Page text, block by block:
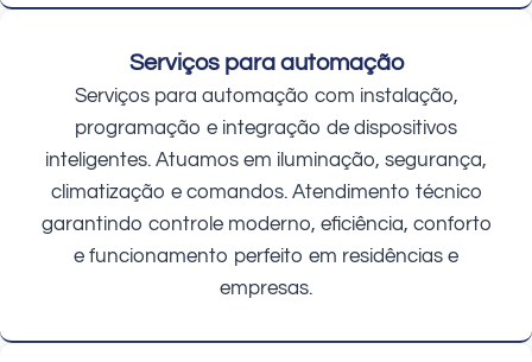
Serviços para automação
Serviços para automação com instalação,
programação e integração de dispositivos
inteligentes. Atuamos em iluminação, segurança,
climatização e comandos. Atendimento técnico
garantindo controle moderno, eficiência, conforto
e funcionamento perfeito em residências e
empresas.